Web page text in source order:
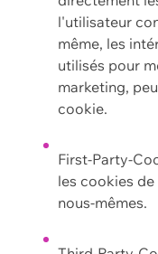
l'utilisateur
même, les
utilisés pour
marketing,
cookie.
First-Party-
les cookies
nous-mêmes.